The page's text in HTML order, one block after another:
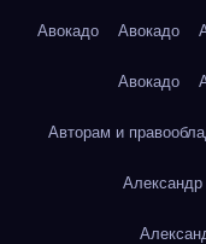
Авокадо Авокадо
Авокадо
Авторам и